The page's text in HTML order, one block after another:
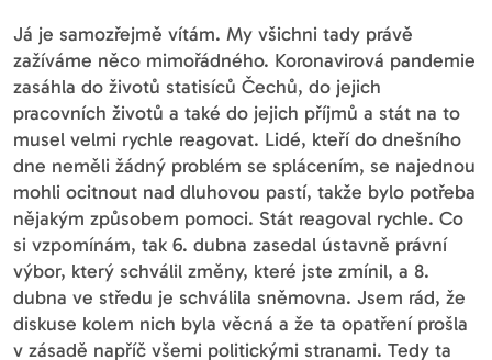
Já je samozřejmě vítám. My všichni tady právě
zažíváme něco mimořádného. Koronavirová pandemie
zasáhla do životů statisíců Čechů, do jejich
pracovních životů a také do jejich příjmů a stát na to
musel velmi rychle reagovat. Lidé, kteří do dnešního
dne neměli žádný problém se splácením, se najednou
mohli ocitnout nad dluhovou pastí, takže bylo potřeba
nějakým způsobem pomoci. Stát reagoval rychle. Co
si vzpomínám, tak 6. dubna zasedal ústavně právní
výbor, který schválil změny, které jste zmínil, a 8.
dubna ve středu je schválila sněmovna. Jsem rád, že
diskuse kolem nich byla věcná a že ta opatření prošla
v zásadě napříč všemi politickými stranami. Tedy ta